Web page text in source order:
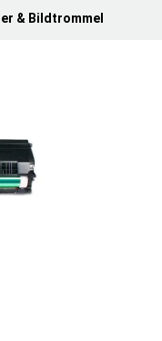
& Bildtrommel